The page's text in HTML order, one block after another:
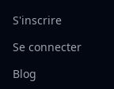
S'inscrire
Se connecter
Blog